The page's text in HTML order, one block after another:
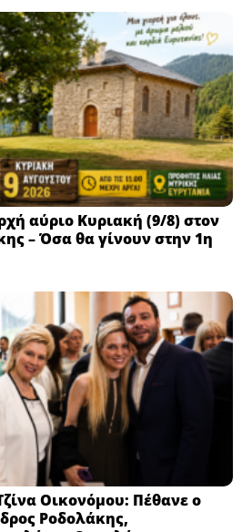
αύριο Κυριακή (9/8) στον
– Όσα θα γίνουν στην 1η
Οικονόμου: Πέθανε ο
Ροδολάκης,